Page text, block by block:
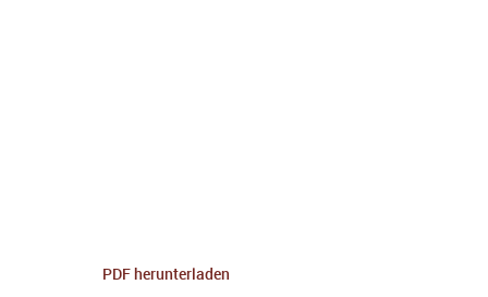
PDF herunterladen